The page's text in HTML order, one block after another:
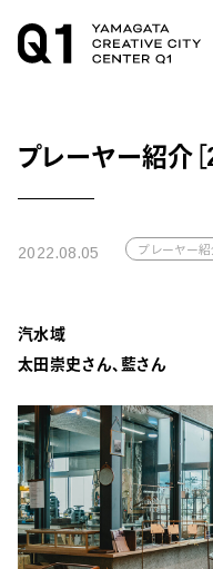
プレーヤー紹介［
2022.08.05 プレーヤー紹
汽水域
太田崇史さん、藍さん